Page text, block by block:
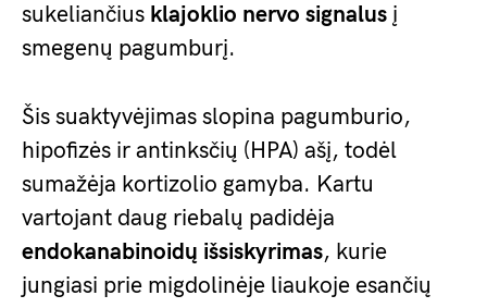
sukeliančius klajoklio nervo signalus į
smegenų pagumburį.
Šis suaktyvėjimas slopina pagumburio,
hipofizės ir antinksčių (HPA) ašį, todėl
sumažėja kortizolio gamyba. Kartu
vartojant daug riebalų padidėja
endokanabinoidų išsiskyrimas, kurie
jungiasi prie migdolinėje liaukoje esančių